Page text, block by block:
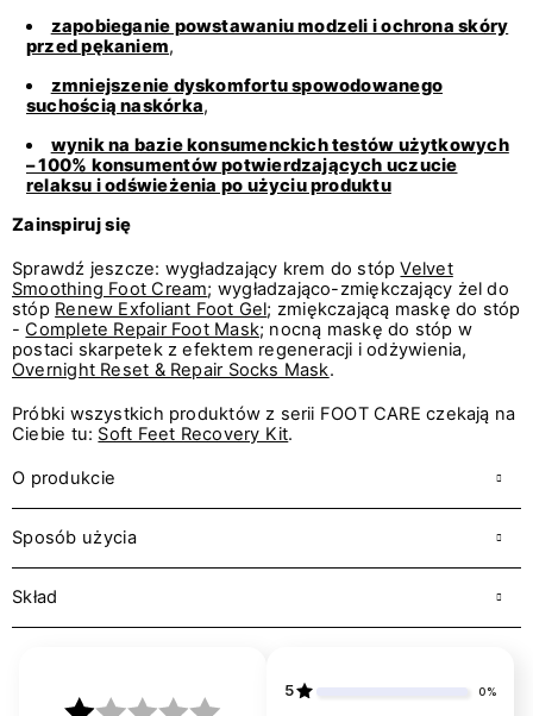
zapobieganie powstawaniu modzeli i ochrona skóry
przed pękaniem,
zmniejszenie dyskomfortu spowodowanego
suchością naskórka,
wynik na bazie konsumenckich testów użytkowych
– 100% konsumentów potwierdzających uczucie
relaksu i odświeżenia po użyciu produktu
Zainspiruj się
Sprawdź jeszcze: wygładzający krem do stópVelvet
Smoothing Foot Cream; wygładzająco-zmiękczający żel do
stóp Renew Exfoliant Foot Gel; zmiękczającą maskę do stóp
-Complete Repair Foot Mask; nocną maskę do stóp w
postaci skarpetek z efektem regeneracji i odżywienia,
Overnight Reset & Repair Socks Mask.
Próbki wszystkich produktów z serii FOOT CARE czekają na
Ciebie tu: Soft Feet Recovery Kit.
O produkcie
Sposób użycia
Skład
5 0%